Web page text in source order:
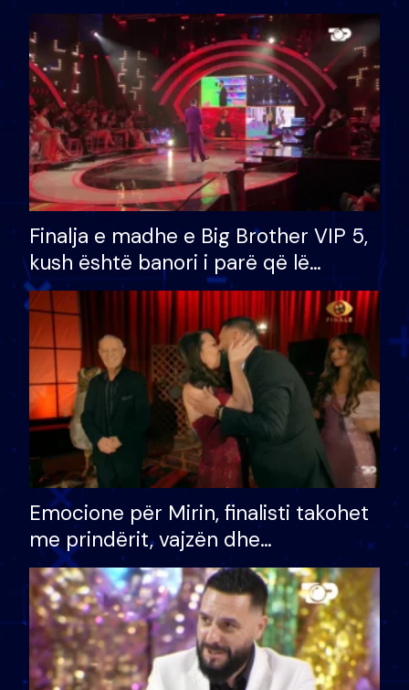
Finalja e madhe e Big Brother VIP 5,
kush është banori i parë që lë
shtëpinë dhe humb mundësinë për
të fituar çmimin e madh
Emocione për Mirin, finalisti takohet
me prindërit, vajzën dhe
bashkëshorten: S’kemi ndonjë letër
divorci apo jo?